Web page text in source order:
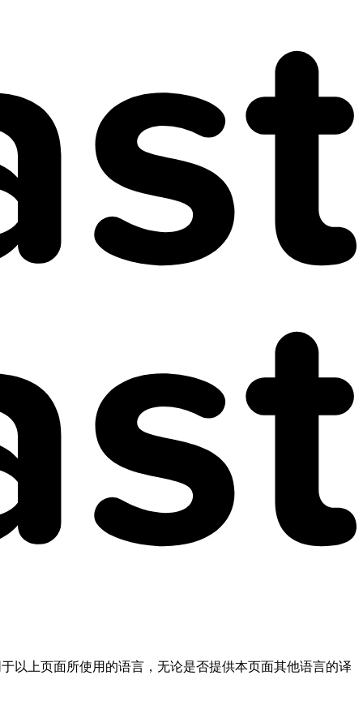
以上页面所使用的语言，无论是否提供本页面其他语言的译